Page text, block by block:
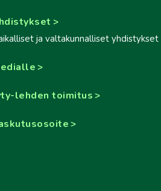
ja valtakunnalliset yhdistykset
lehden toimitus